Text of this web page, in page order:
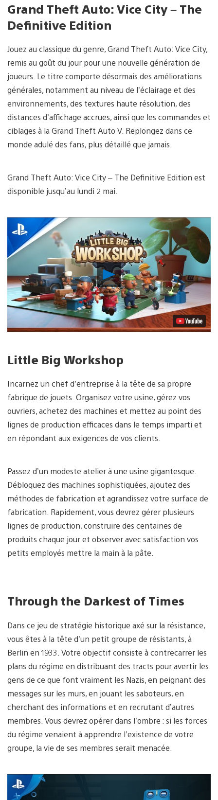
Grand Theft Auto: Vice City – The
Definitive Edition
Jouez au classique du genre, Grand Theft Auto: Vice City,
remis au goût du jour pour une nouvelle génération de
joueurs. Le titre comporte désormais des améliorations
générales, notamment au niveau de l’éclairage et des
environnements, des textures haute résolution, des
distances d’affichage accrues, ainsi que les commandes et
ciblages à la Grand Theft Auto V. Replongez dans ce
monde adulé des fans, plus détaillé que jamais.
Grand Theft Auto: Vice City – The Definitive Edition est
disponible jusqu’au lundi 2 mai.
Lancer
la
vidéo
Little Big Workshop
Incarnez un chef d’entreprise à la tête de sa propre
fabrique de jouets. Organisez votre usine, gérez vos
ouvriers, achetez des machines et mettez au point des
lignes de production efficaces dans le temps imparti et
en répondant aux exigences de vos clients.
Passez d’un modeste atelier à une usine gigantesque.
Débloquez des machines sophistiquées, ajoutez des
méthodes de fabrication et agrandissez votre surface de
fabrication. Rapidement, vous devrez gérer plusieurs
lignes de production, construire des centaines de
produits chaque jour et observer avec satisfaction vos
petits employés mettre la main à la pâte.
Through the Darkest of Times
Dans ce jeu de stratégie historique axé sur la résistance,
vous êtes à la tête d’un petit groupe de résistants, à
Berlin en 1933. Votre objectif consiste à contrecarrer les
plans du régime en distribuant des tracts pour avertir les
gens de ce que font vraiment les Nazis, en peignant des
messages sur les murs, en jouant les saboteurs, en
cherchant des informations et en recrutant d’autres
membres. Vous devrez opérer dans l’ombre : si les forces
du régime venaient à apprendre l’existence de votre
groupe, la vie de ses membres serait menacée.